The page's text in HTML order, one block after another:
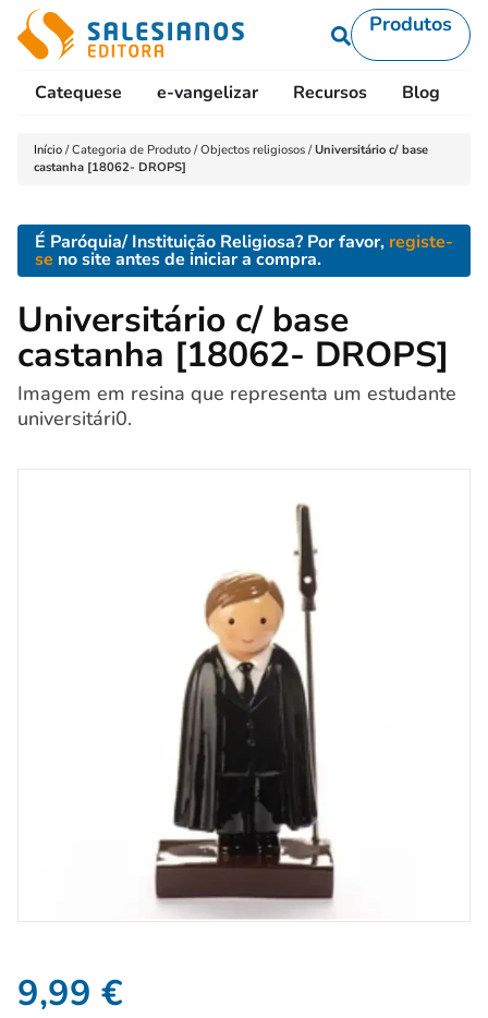
Produtos
Catequese e-vangelizar Recursos Blog
Início /Categoria de Produto /Objectos religiosos /Universitário c/ base
castanha [18062- DROPS]
É Paróquia/ Instituição Religiosa? Por favor, registe-
se no site antes de iniciar a compra.
Universitário c/ base
castanha [18062- DROPS]
Imagem em resina que representa um estudante
universitári0.
9,99 €